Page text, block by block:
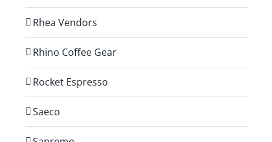
Rhea Vendors
Rhino Coffee Gear
Rocket Espresso
Saeco